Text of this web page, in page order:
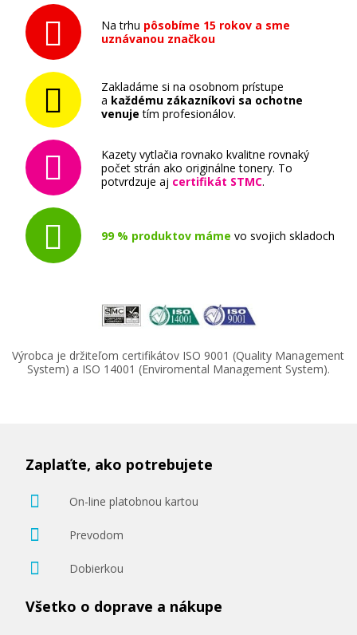
41,90 €
Kompatibilná náplň s EPSON T9451
Kompatibilná náplň
Pridať do košíka
Na trhu pôsobíme 15 rokov a sme
uznávanou značkou
Zakladáme si na osobnom prístupe
a každému zákazníkovi sa ochotne
venuje tím profesionálov.
Kazety vytlačia rovnako kvalitne rovnaký
počet strán ako originálne tonery. To
potvrdzuje aj certifikát STMC.
99 % produktov máme vo svojich skladoch
Výrobca je držiteľom certifikátov ISO 9001 (Quality Management
System) a ISO 14001 (Enviromental Management System).
Zaplaťte, ako potrebujete
On-line platobnou kartou
Prevodom
Dobierkou
Všetko o doprave a nákupe